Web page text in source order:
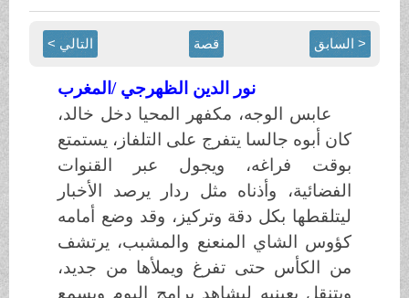
< السابق قصة التالي >
نور الدين الظهرجي /المغرب
عابس الوجه، مكفهر المحيا دخل خالد،
كان أبوه جالسا يتفرج على التلفاز، يستمتع
بوقتفراغه، ويجول عبر القنوات
الفضائية، وأذناه مثل ردار يرصد الأخبار
ليتلقطها بكل دقة وتركيز، وقد وضع أمامه
كؤوس الشاي المنعنع والمشبب، يرتشف
من الكأس حتى تفرغ ويملأها من جديد،
ويتنقل بعينيه ليشاهد برامج اليوم ويسمع